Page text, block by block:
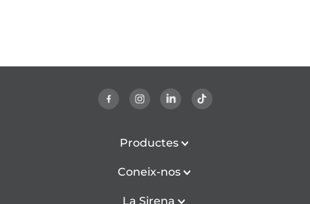
Productes
Coneix-nos
La Sirena